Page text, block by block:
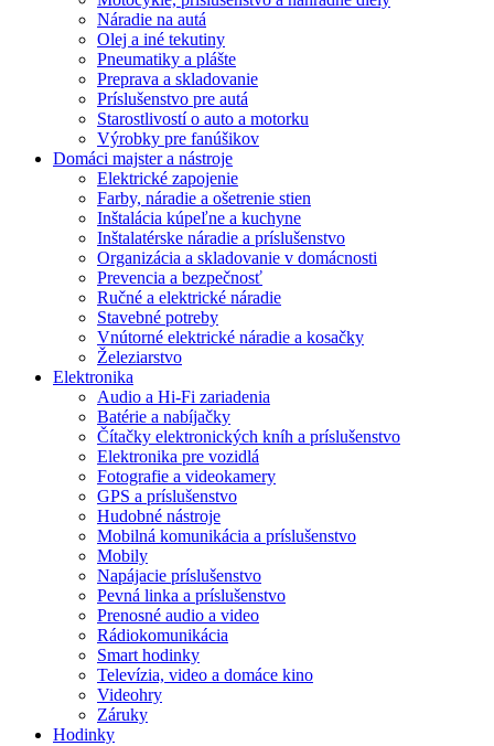
Náradie na autá
Olej a iné tekutiny
Pneumatiky a plášte
Preprava a skladovanie
Príslušenstvo pre autá
Starostlivostí o auto a motorku
Výrobky pre fanúšikov
Domáci majster a nástroje
Elektrické zapojenie
Farby, náradie a ošetrenie stien
Inštalácia kúpeľne a kuchyne
Inštalatérske náradie a príslušenstvo
Organizácia a skladovanie v domácnosti
Prevencia a bezpečnosť
Ručné a elektrické náradie
Stavebné potreby
Vnútorné elektrické náradie a kosačky
Železiarstvo
Elektronika
Audio a Hi-Fi zariadenia
Batérie a nabíjačky
Čítačky elektronických kníh a príslušenstvo
Elektronika pre vozidlá
Fotografie a videokamery
GPS a príslušenstvo
Hudobné nástroje
Mobilná komunikácia a príslušenstvo
Mobily
Napájacie príslušenstvo
Pevná linka a príslušenstvo
Prenosné audio a video
Rádiokomunikácia
Smart hodinky
Televízia, video a domáce kino
Videohry
Záruky
Hodinky